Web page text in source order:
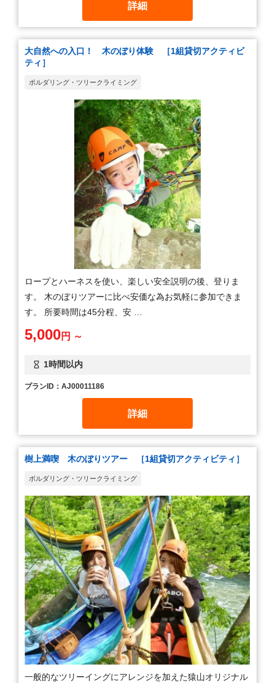
詳細
大自然への入口！ 木のぼり体験 ［1組貸切アクティビ
ティ］
ボルダリング・ツリークライミング
ロープとハーネスを使い、楽しい安全説明の後、登りま
す。 木のぼりツアーに比べ安価な為お気軽に参加できま
す。 所要時間は45分程、安 …
1時間以内
5,000円 ～
プランID：AJ00011186
詳細
樹上満喫 木のぼりツアー ［1組貸切アクティビティ］
ボルダリング・ツリークライミング
一般的なツリーイングにアレンジを加えた猿山オリジナル